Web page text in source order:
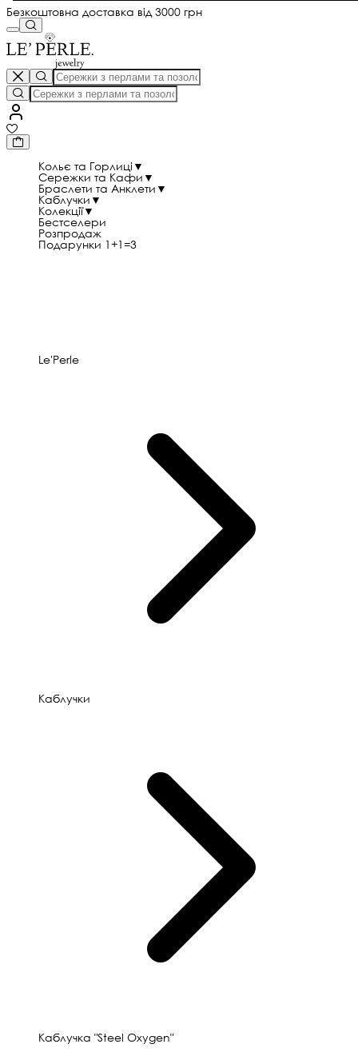
Безкоштовна доставка від 3000 грн
Кольє та Горлиці ▼
Сережки та Кафи ▼
Браслети та Анклети ▼
Каблучки ▼
Колекції▼
Бестселери
Розпродаж
Подарунки 1+1=3
Le'Perle
Каблучки
Каблучка "Steel Oxygen"